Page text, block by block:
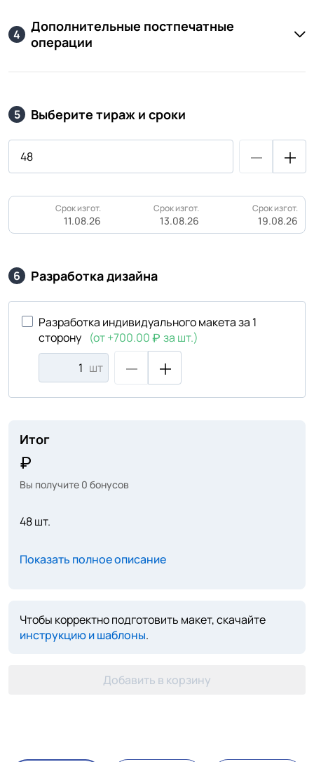
4
Дополнительные постпечатные
операции
5 Выберите тираж и сроки
Срок изгот.
11.08.26
Срок изгот.
13.08.26
Срок изгот.
19.08.26
6 Разработка дизайна
Разработка индивидуального макета за 1
сторону (от +700.00
за шт.)
шт
Итог
Вы получите 0 бонусов
48 шт.
Показать полное описание
Чтобы корректно подготовить макет, скачайте
инструкцию и шаблоны.
Добавить в корзину